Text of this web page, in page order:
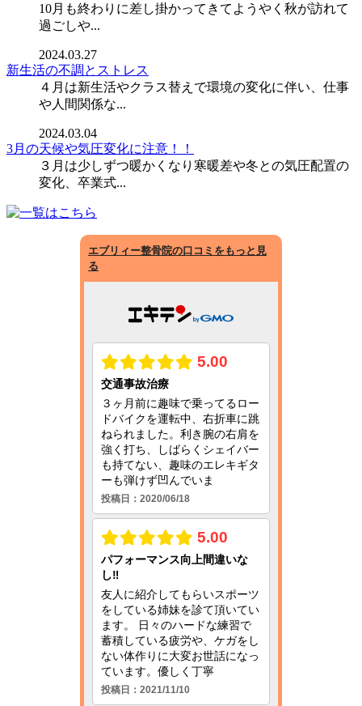
10月も終わりに差し掛かってきてようやく秋が訪れて
過ごしや...
2024.03.27
新生活の不調とストレス
４月は新生活やクラス替えで環境の変化に伴い、仕事
や人間関係な...
2024.03.04
3月の天候や気圧変化に注意！！
３月は少しずつ暖かくなり寒暖差や冬との気圧配置の
変化、卒業式...
エブリィー整骨院の口コミをもっと見
る